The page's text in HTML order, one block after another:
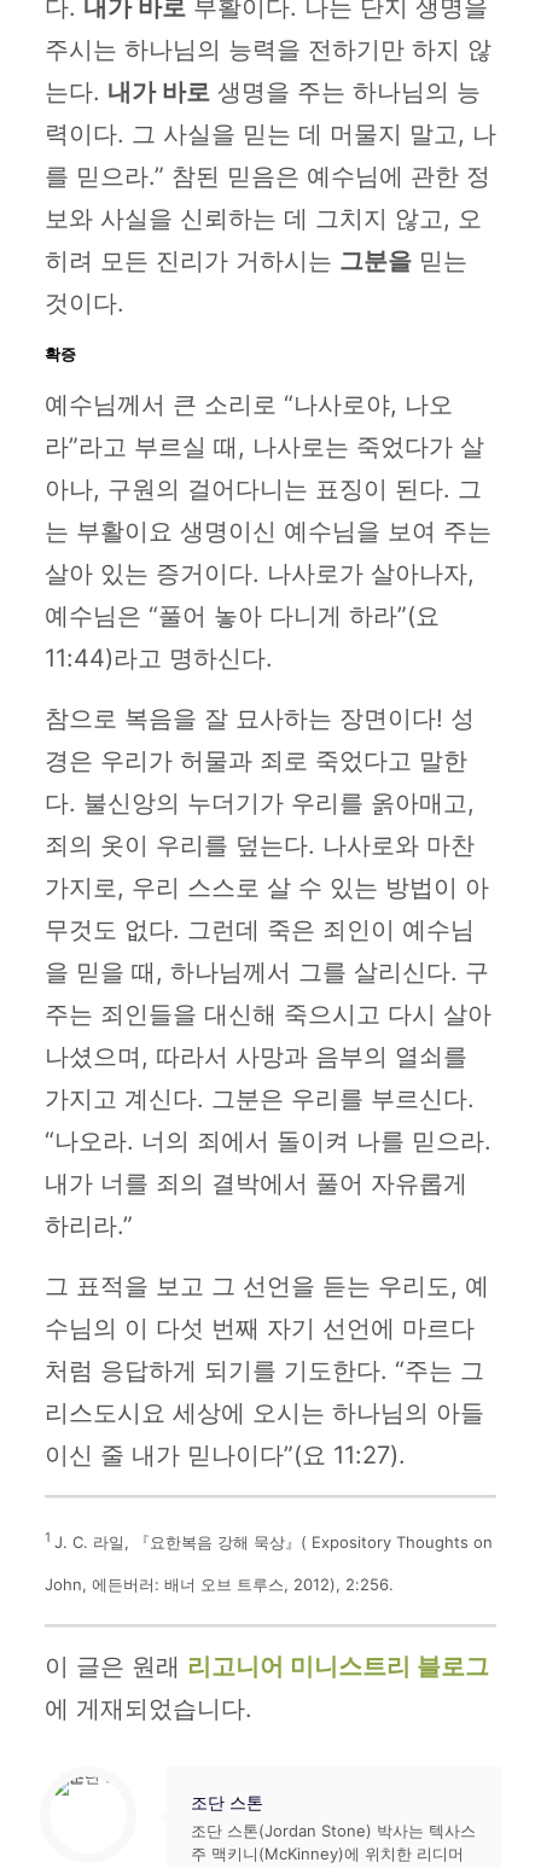
다. 내가 바로부활이다. 나는 단지 생명을
주시는 하나님의 능력을 전하기만 하지 않
는다. 내가 바로생명을 주는 하나님의 능
력이다. 그 사실을 믿는 데 머물지 말고, 나
를 믿으라.” 참된 믿음은 예수님에 관한 정
보와 사실을 신뢰하는 데 그치지 않고, 오
히려 모든 진리가 거하시는 그분을믿는
것이다.
확증
예수님께서 큰 소리로 “나사로야, 나오
라”라고 부르실 때, 나사로는 죽었다가 살
아나, 구원의 걸어다니는 표징이 된다. 그
는 부활이요 생명이신 예수님을 보여 주는
살아 있는 증거이다. 나사로가 살아나자,
예수님은 “풀어 놓아 다니게 하라”(요
11:44)라고 명하신다.
참으로 복음을 잘 묘사하는 장면이다! 성
경은 우리가 허물과 죄로 죽었다고 말한
다. 불신앙의 누더기가 우리를 옭아매고,
죄의 옷이 우리를 덮는다. 나사로와 마찬
가지로, 우리 스스로 살 수 있는 방법이 아
무것도 없다. 그런데 죽은 죄인이 예수님
을 믿을 때, 하나님께서 그를 살리신다. 구
주는 죄인들을 대신해 죽으시고 다시 살아
나셨으며, 따라서 사망과 음부의 열쇠를
가지고 계신다. 그분은 우리를 부르신다.
“나오라. 너의 죄에서 돌이켜 나를 믿으라.
내가 너를 죄의 결박에서 풀어 자유롭게
하리라.”
그 표적을 보고 그 선언을 듣는 우리도, 예
수님의 이 다섯 번째 자기 선언에 마르다
처럼 응답하게 되기를 기도한다. “주는 그
리스도시요 세상에 오시는 하나님의 아들
이신 줄 내가 믿나이다”(요 11:27).
1 J. C. 라일, 『요한복음 강해 묵상』( Expository Thoughts on
John, 에든버러: 배너 오브 트루스, 2012), 2:256.
이 글은 원래 리고니어 미니스트리 블로그
에 게재되었습니다.
조단 스톤
조단 스톤(Jordan Stone) 박사는 텍사스
주 맥키니(McKinney)에 위치한 리디머